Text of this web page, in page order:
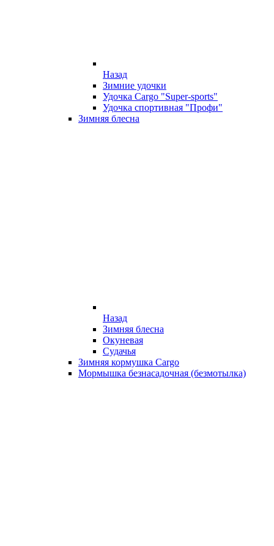
Назад
Зимние удочки
Удочка Cargo "Super-sports"
Удочка спортивная "Профи"
Зимняя блесна
Назад
Зимняя блесна
Окуневая
Судачья
Зимняя кормушка Cargo
Мормышка безнасадочная (безмотылка)